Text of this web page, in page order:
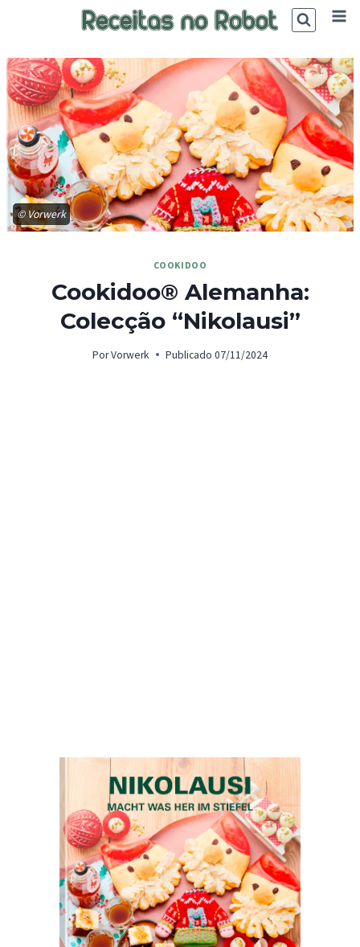
© Vorwerk
COOKIDOO
Cookidoo® Alemanha:
Colecção “Nikolausi”
PorVorwerk Publicado 07/11/2024